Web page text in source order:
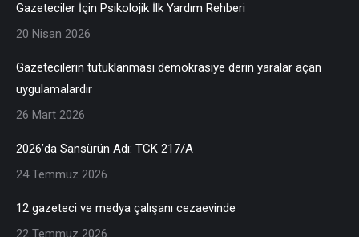
Gazeteciler İçin Psikolojik İlk Yardım Rehberi
20 Nisan 2026
Gazetecilerin tutuklanması demokrasiye derin yaralar açan
uygulamalardır
26 Mart 2026
2026’da Sansürün Adı: TCK 217/A
24 Temmuz 2026
12 gazeteci ve medya çalışanı cezaevinde